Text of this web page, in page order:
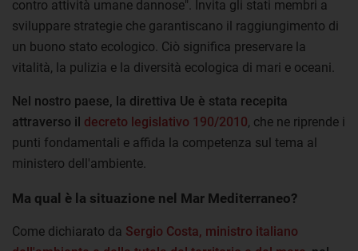
contro attività umane dannose". Invita gli stati membri a
sviluppare strategie che garantiscano il raggiungimento di
un buono stato ecologico. Ciò significa preservare la
vitalità, la pulizia e la diversità ecologica di mari e oceani.
Nel nostro paese, la direttiva Ue è stata recepita
attraverso il decreto legislativo 190/2010, che ne riprende i
punti fondamentali e affida la competenza sul tema al
ministero dell'ambiente.
Ma qual è la situazione nel Mar Mediterraneo?
Come dichiarato da Sergio Costa, ministro italiano